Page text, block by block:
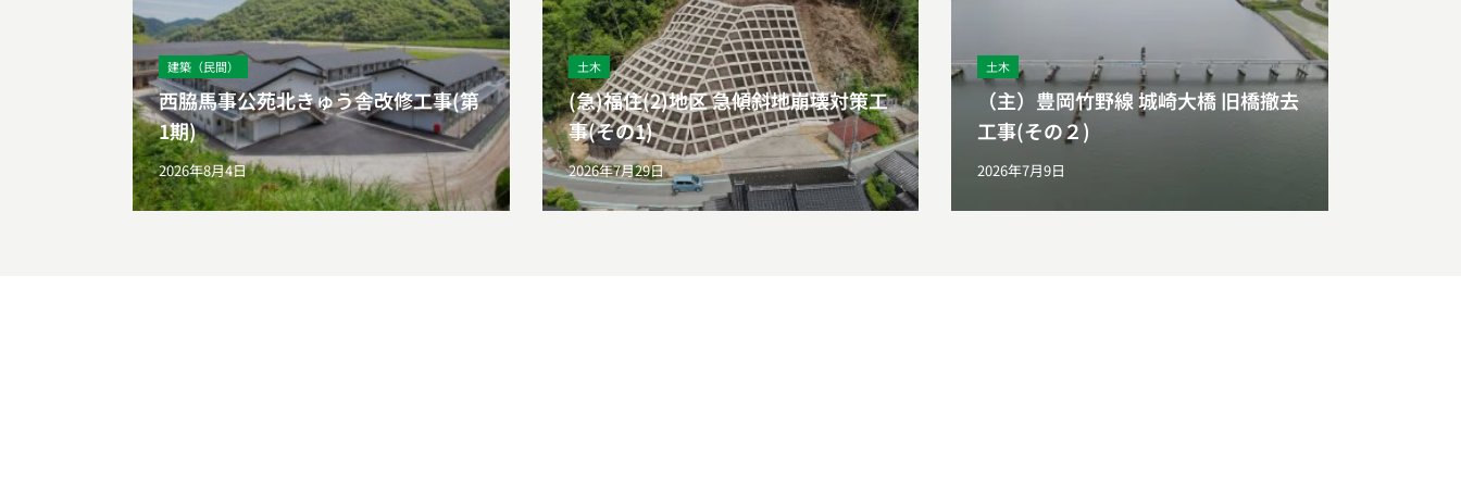
建築（民間）
西脇馬事公苑北きゅう舎改修工事(第
1期)
2026年8月4日
土木
(急)福住(2)地区 急傾斜地崩壊対策工
事(その1)
2026年7月29日
土木
（主）豊岡竹野線 城崎大橋 旧橋撤去
工事(その２)
2026年7月9日